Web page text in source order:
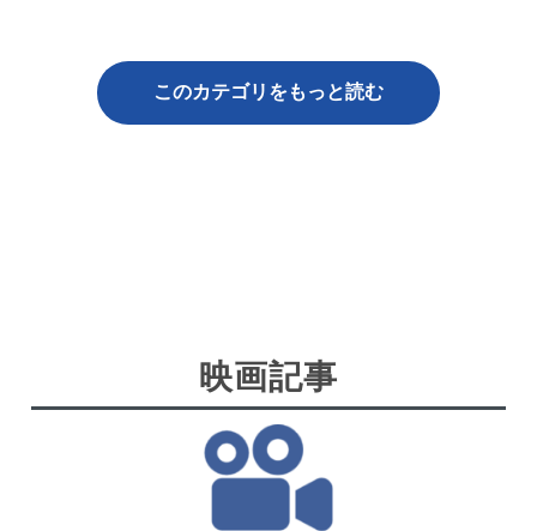
このカテゴリをもっと読む
映画記事